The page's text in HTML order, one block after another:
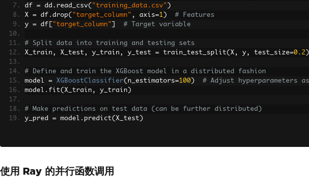
df = dd . read_csv( "training_data.csv" )
X = df . drop( "target_column" , axis=1 )
# Features
y = df "target_column" # Target variable
# Split data into training and testing sets
X_train , X_test , y_train , y_test = train_test_split( X, y, test_size=0.2 )
# Define and train the XGBoost model in a distributed fashion
model = XGBoostClassifier( n_estimators=100 )
# Adjust hyperparameters as
model . fit( X_train , y_train )
# Make predictions on test data (can be further distributed)
y_pred = model . predict( X_test )
accuracy = accuracy_score(y_test, y_pred)
使用 Ray 的并行函数调用